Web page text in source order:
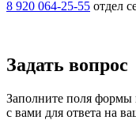
8 920 064-25-55 отдел
Задать вопрос
Заполните поля
с вами для ответа на